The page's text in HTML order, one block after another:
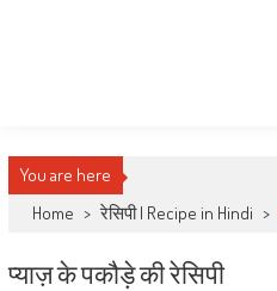
You are here
Home > रेसिपी | Recipe in Hindi >
प्याज़ के पकौड़े की रेसिपी